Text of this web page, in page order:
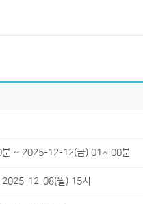
~ 2025-12-12(금) 01시00분
12-08(월) 15시